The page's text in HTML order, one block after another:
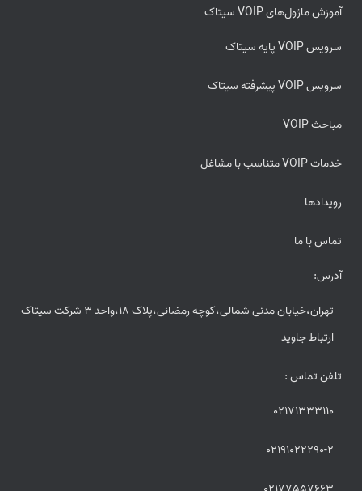
آموزش ماژول‌های VOIP سیتاک
سرویس VOIP پایه سیتاک
سرویس VOIP پیشرفته سیتاک
مباحث VOIP
خدمات VOIP متناسب با مشاغل
رویدادها
تماس با ما
آدرس:
تهران،خیابان مدنی شمالی،کوچه رمضانی،پلاک 18،واحد 3 شرکت سیتاک
ارتباط جاوید
تلفن تماس :
02171333110
02191022290-2